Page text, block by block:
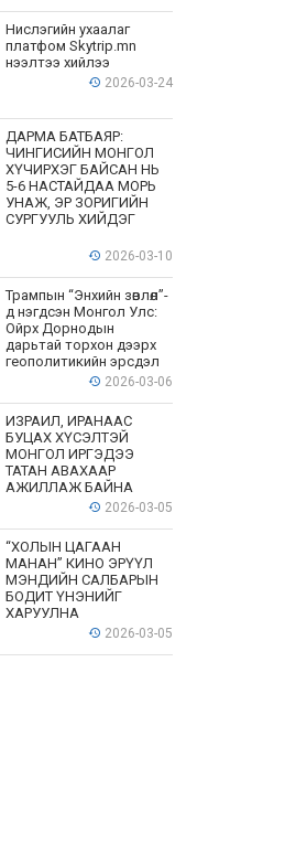
Нислэгийн ухаалаг
платфом Skytrip.mn
нээлтээ хийлээ
2026-03-24
ДАРМА БАТБАЯР:
ЧИНГИСИЙН МОНГОЛ
ХҮЧИРХЭГ БАЙСАН НЬ
5-6 НАСТАЙДАА МОРЬ
УНАЖ, ЭР ЗОРИГИЙН
СУРГУУЛЬ ХИЙДЭГ
2026-03-10
Трампын “Энхийн зөвлөл”-
д нэгдсэн Монгол Улс:
Ойрх Дорнодын
дарьтай торхон дээрх
геополитикийн эрсдэл
2026-03-06
ИЗРАИЛ, ИРАНААС
БУЦАХ ХҮСЭЛТЭЙ
МОНГОЛ ИРГЭДЭЭ
ТАТАН АВАХААР
АЖИЛЛАЖ БАЙНА
2026-03-05
“ХОЛЫН ЦАГААН
МАНАН” КИНО ЭРҮҮЛ
МЭНДИЙН САЛБАРЫН
БОДИТ ҮНЭНИЙГ
ХАРУУЛНА
2026-03-05